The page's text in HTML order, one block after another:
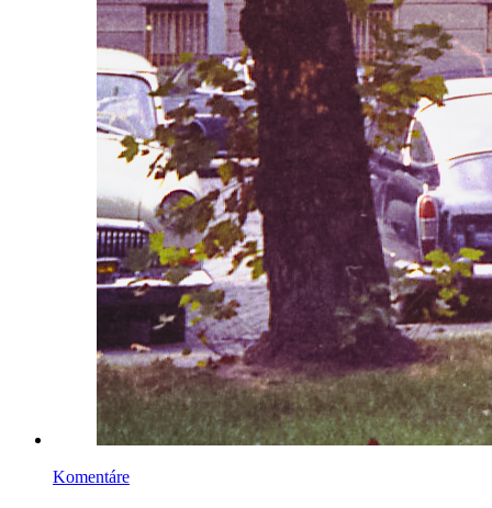
Komentáre